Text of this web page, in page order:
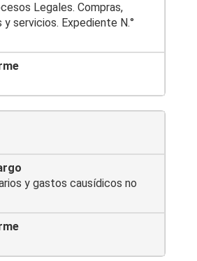
Legales. Compras,
servicios. Expediente N.°
y gastos causídicos no